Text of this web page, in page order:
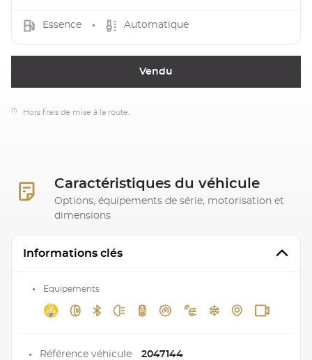
Essence Automatique
Vendu
(1) Hors frais de mise à la route.
Caractéristiques du véhicule
Options, équipements de série, motorisation et
dimensions
Informations clés
Equipements
Référence véhicule 2047144